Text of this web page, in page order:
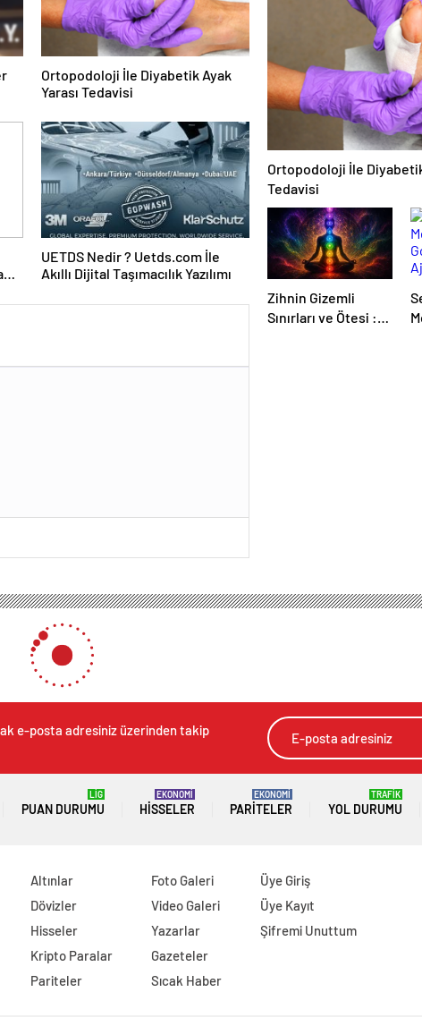
Ortopodoloji İle Diyabetik Ayak
Yarası Tedavisi
UETDS Nedir ? Uetds.com İle
Akıllı Dijital Taşımacılık Yazılımı
Ortopodoloji İle Diyabetik
Tedavisi
Zihnin Gizemli
Sınırları ve Ötesi :
e-posta adresiniz üzerinden takip
PUAN DURUMU
LİG
HISSELER
EKONOMİ
PARITELER
EKONOMİ
YOL DURUMU
TRAFİK
Altınlar
Dövizler
Hisseler
Kripto Paralar
Pariteler
Foto Galeri
Video Galeri
Yazarlar
Gazeteler
Sıcak Haber
Üye Giriş
Üye Kayıt
Şifremi Unuttum